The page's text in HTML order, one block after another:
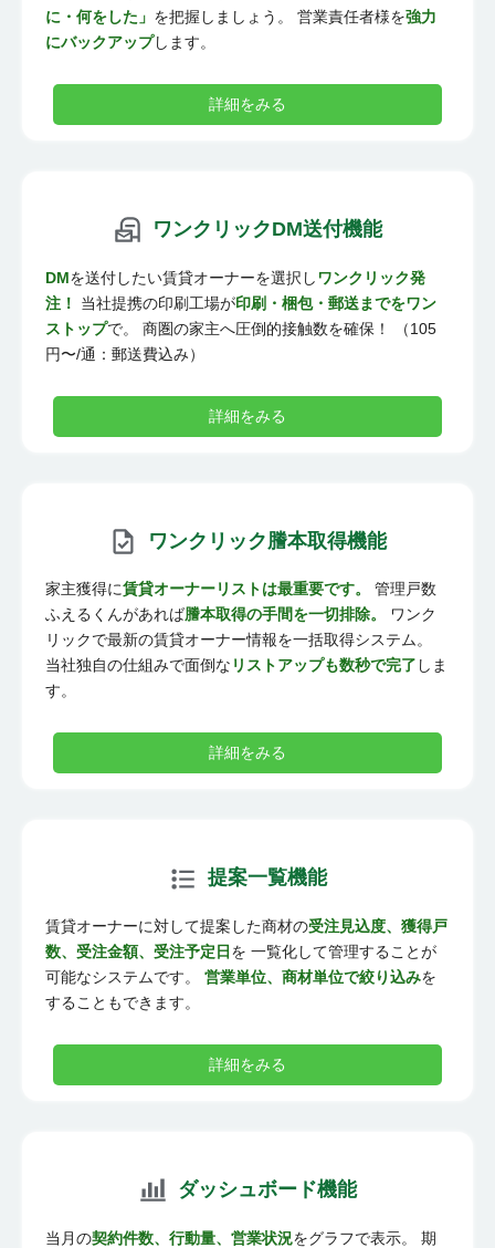
に・何をした」 を把握しましょう。 営業責任者様を強力
にバックアップします。
詳細をみる
ワンクリックDM送付機能
DMを送付したい賃貸オーナーを選択しワンクリック発
注！
当社提携の印刷工場が印刷・梱包・郵送までをワン
ストップで。 商圏の家主へ圧倒的接触数を確保！ （105
円〜/通：郵送費込み）
詳細をみる
ワンクリック謄本取得機能
家主獲得に賃貸オーナーリストは最重要です。
管理戸数
ふえるくんがあれば謄本取得の手間を一切排除。
ワンク
リックで最新の賃貸オーナー情報を一括取得システム。
当社独自の仕組みで面倒な リストアップも数秒で完了 しま
す。
詳細をみる
提案一覧機能
賃貸オーナーに対して提案した商材の受注見込度、獲得戸
数、受注金額、受注予定日 を 一覧化して管理することが
可能なシステムです。 営業単位、商材単位で絞り込みを
することもできます。
詳細をみる
ダッシュボード機能
当月の契約件数、行動量、営業状況をグラフで表示。 期